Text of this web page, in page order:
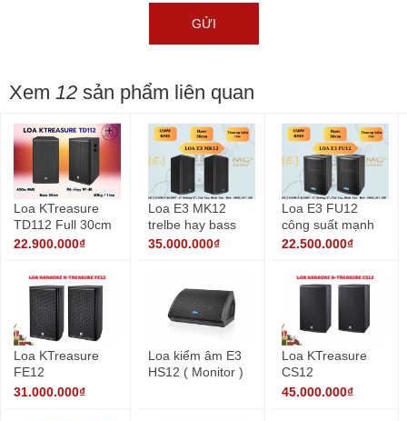
Xem 12 sản phẩm liên quan
Loa KTreasure
TD112 Full 30cm
nhập khẩu
22.900.000₫
Loa E3 MK12
trelbe hay bass
khỏe
35.000.000₫
Loa E3 FU12
công suất mạnh
mẽ cho karaoke
22.500.000₫
Loa KTreasure
FE12
31.000.000₫
Loa kiểm âm E3
HS12 ( Monitor )
Loa KTreasure
CS12
45.000.000₫